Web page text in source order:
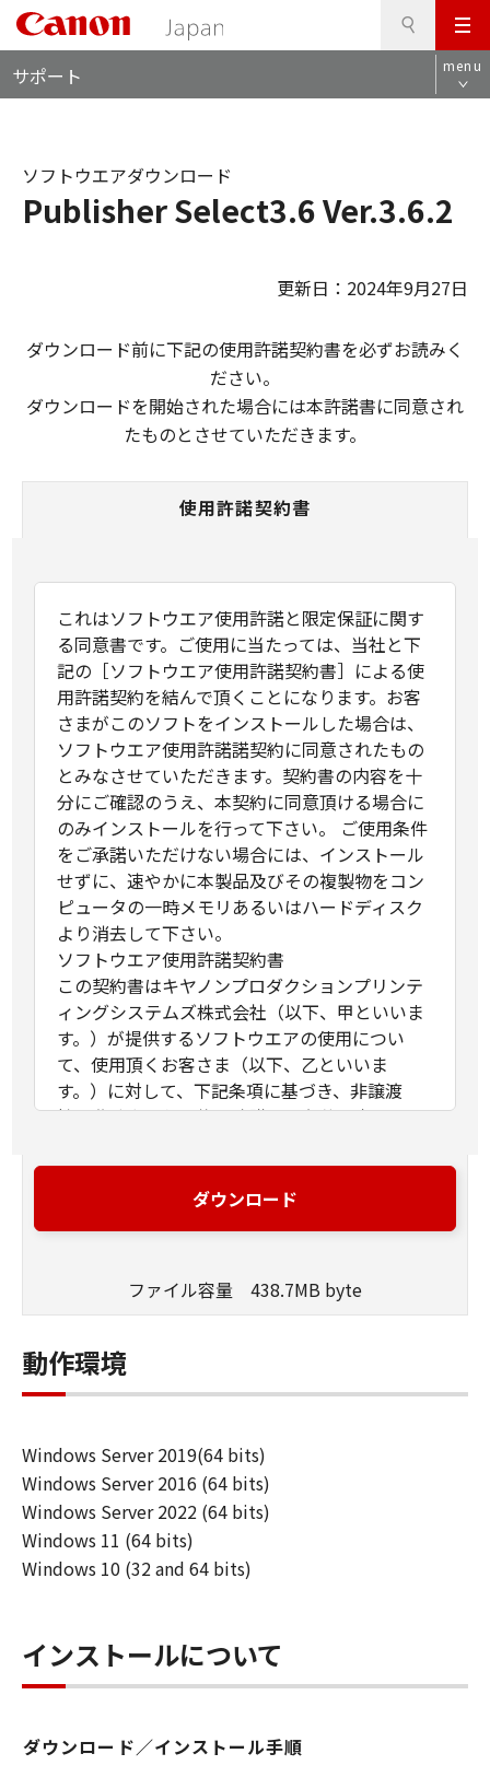
メ
ニ
ュ
サポート menu
Publisher Select3.6 Ver.3.6.2
ソフトウエアダウンロード
更新日：2024年9月27日
ダウンロード前に下記の使用許諾契約書を必ずお読みく
ださい。
ダウンロードを開始された場合には本許諾書に同意され
たものとさせていただきます。
使用許諾契約書
これはソフトウエア使用許諾と限定保証に関す
る同意書です。ご使用に当たっては、当社と下
記の［ソフトウエア使用許諾契約書］による使
用許諾契約を結んで頂くことになります。お客
さまがこのソフトをインストールした場合は、
ソフトウエア使用許諾諾契約に同意されたもの
とみなさせていただきます。契約書の内容を十
分にご確認のうえ、本契約に同意頂ける場合に
のみインストールを行って下さい。 ご使用条件
をご承諾いただけない場合には、インストール
せずに、速やかに本製品及びその複製物をコン
ピュータの一時メモリあるいはハードディスク
より消去して下さい。
ソフトウエア使用許諾契約書
この契約書はキヤノンプロダクションプリンテ
ィングシステムズ株式会社（以下、甲といいま
す。）が提供するソフトウエアの使用につい
て、使用頂くお客さま（以下、乙といいま
す。）に対して、下記条項に基づき、非譲渡
性、非独占の使用権を許諾する条件を定めたも
まれるコンピュータ･プログラム、ドキュメント
する特定のサービスを通じて提供される可能性
のある本ソフトウエア製品の改良版を含みま
す。
タの記憶装置又はメモリーに搭載し、または
CPUで実行することを指します。
「インストール」とは、本ソフトウエア製品を
ハードディスクドライブ又は 同類の保管装置に
実行可能な形態でコピーすることを指します。
甲およびCanon Production Printing
Netherlands B.V.は、オリジナル若しくはコピ
ーの形態又は媒体に拘わらず、本ソフトウエア
た全ての本ソフトウエア製品のコピーについて
ダウンロード
ファイル容量 438.7MB byte
動作環境
Windows Server 2019(64 bits)
Windows Server 2016 (64 bits)
Windows Server 2022 (64 bits)
Windows 11 (64 bits)
Windows 10 (32 and 64 bits)
インストールについて
ダウンロード／インストール手順